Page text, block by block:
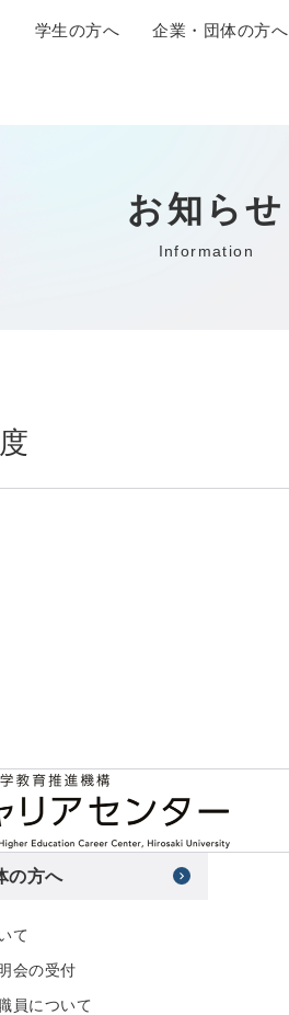
学生の方へ 企業・団体の方へ
お知らせ
Information
の方へ
て
会の受付
員について